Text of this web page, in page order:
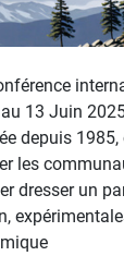
13 Juin
depuis
les
dresser un